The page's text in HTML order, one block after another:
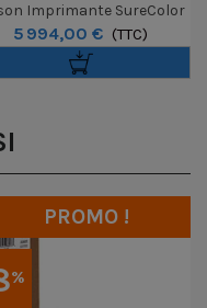
Imprimante SureColor
SC-P9300 44"
5 994,00 € (TTC)
%
PROMO !